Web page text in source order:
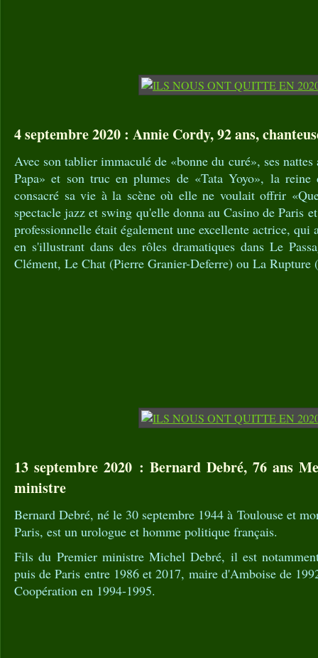
4 septembre 2020 : Annie Cordy, 92 ans,
Avec son tablier immaculé de «bonne du curé», ses
Papa» et son truc en plumes de «Tata Yoyo», la
consacré sa vie à la scène où elle ne voulait offrir
spectacle jazz et swing qu'elle donna au Casino de Paris
professionnelle était également une excellente actrice, qui
en s'illustrant dans des rôles dramatiques dans Le
Clément, Le Chat (Pierre Granier-Deferre) ou La Rupture
13 septembre 2020 : Bernard Debré, 76 ans
ministre
Bernard Debré, né le 30 septembre 1944 à Toulouse et
Paris, est un urologue et homme politique français.
Fils du Premier ministre Michel Debré, il est
puis de Paris entre 1986 et 2017, maire d'Amboise de
Coopération en 1994-1995.